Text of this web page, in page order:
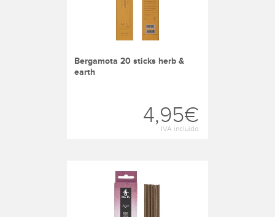
bergamota 20 sticks herb &
earth
4,95€
IVA incluído